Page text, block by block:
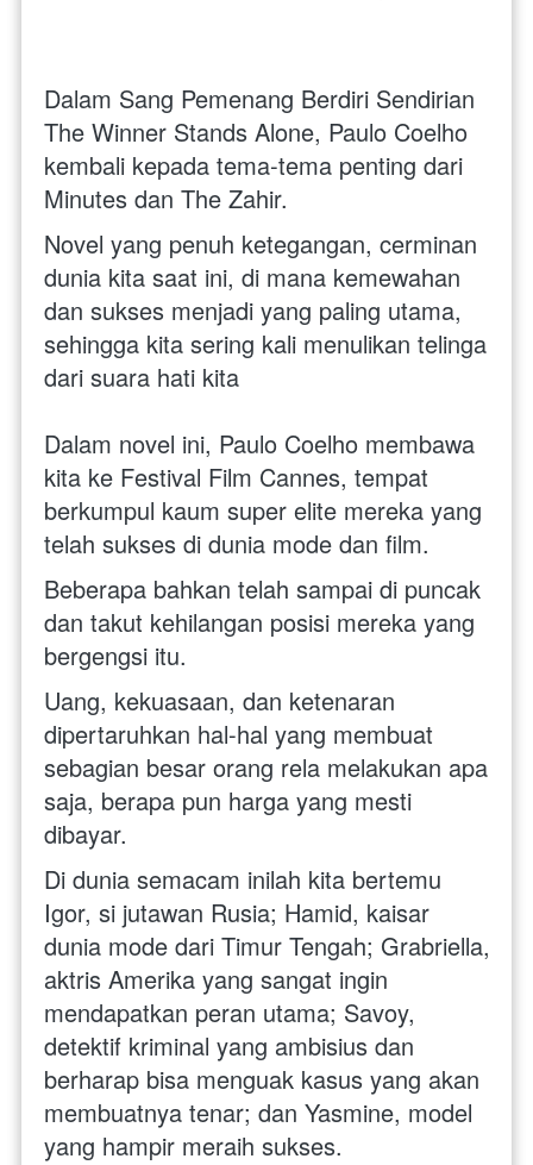
Dalam Sang Pemenang Berdiri Sendirian
The Winner Stands Alone, Paulo Coelho
kembali kepada tema-tema penting dari
Minutes dan The Zahir.
Novel yang penuh ketegangan, cerminan
dunia kita saat ini, di mana kemewahan
dan sukses menjadi yang paling utama,
sehingga kita sering kali menulikan telinga
dari suara hati kita
Dalam novel ini, Paulo Coelho membawa
kita ke Festival Film Cannes, tempat
berkumpul kaum super elite mereka yang
telah sukses di dunia mode dan film.
Beberapa bahkan telah sampai di puncak
dan takut kehilangan posisi mereka yang
bergengsi itu.
Uang, kekuasaan, dan ketenaran
dipertaruhkan hal-hal yang membuat
sebagian besar orang rela melakukan apa
saja, berapa pun harga yang mesti
dibayar.
Di dunia semacam inilah kita bertemu
Igor, si jutawan Rusia; Hamid, kaisar
dunia mode dari Timur Tengah; Grabriella,
aktris Amerika yang sangat ingin
mendapatkan peran utama; Savoy,
detektif kriminal yang ambisius dan
berharap bisa menguak kasus yang akan
membuatnya tenar; dan Yasmine, model
yang hampir meraih sukses.